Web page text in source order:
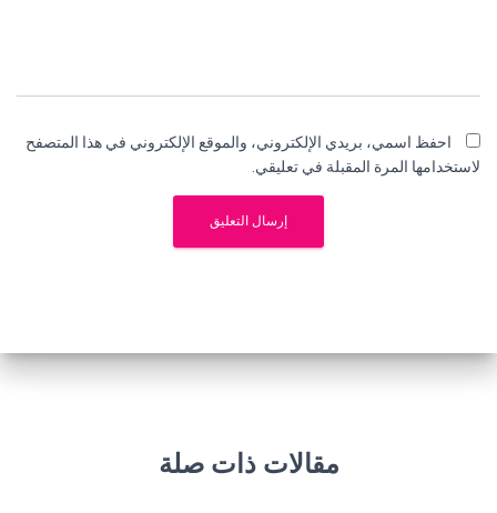
احفظ اسمي، بريدي الإلكتروني، والموقع الإلكتروني في هذا المتصفح
لاستخدامها المرة المقبلة في تعليقي.
مقالات ذات صلة